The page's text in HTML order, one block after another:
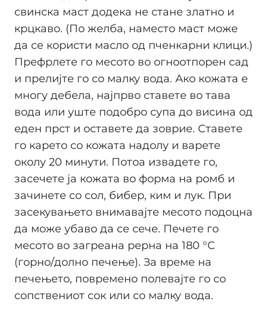
свинска маст додека не стане златно и
крцкаво. (По желба, наместо маст може
да се користи масло од пченкарни клици.)
Префрлете го месото во огноотпорен сад
и прелијте го со малку вода. Ако кожата е
многу дебела, најпрво ставете во тава
вода или уште подобро супа до висина од
еден прст и оставете да зоврие. Ставете
го карето со кожата надолу и варете
околу 20 минути. Потоа извадете го,
засечете ја кожата во форма на ромб и
зачинете со сол, бибер, ким и лук. При
засекувањето внимавајте месото подоцна
да може убаво да се сече. Печете го
месото во загреана рерна на 180 °C
(горно/долно печење). За време на
печењето, повремено полевајте го со
сопствениот сок или со малку вода.